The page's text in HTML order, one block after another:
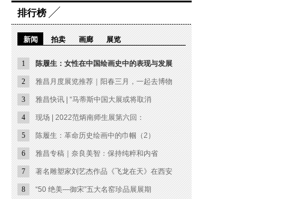
排行榜
新闻 拍卖 画廊 展览
1 陈履生：女性在中国绘画史中的表现与发展
2 雅昌月度展览推荐｜阳春三月，一起去博物
3 雅昌快讯 | “马蒂斯中国大展或将取消
4 现场 | 2022范炳南师生展第六回：
5 陈履生：革命历史绘画中的巾帼（2）
6 雅昌专稿｜奈良美智：保持纯粹和内省
7 著名雕塑家刘艺杰作品《飞龙在天》在西安
8 “50 绝美—御宋”五大名窑珍品展展期